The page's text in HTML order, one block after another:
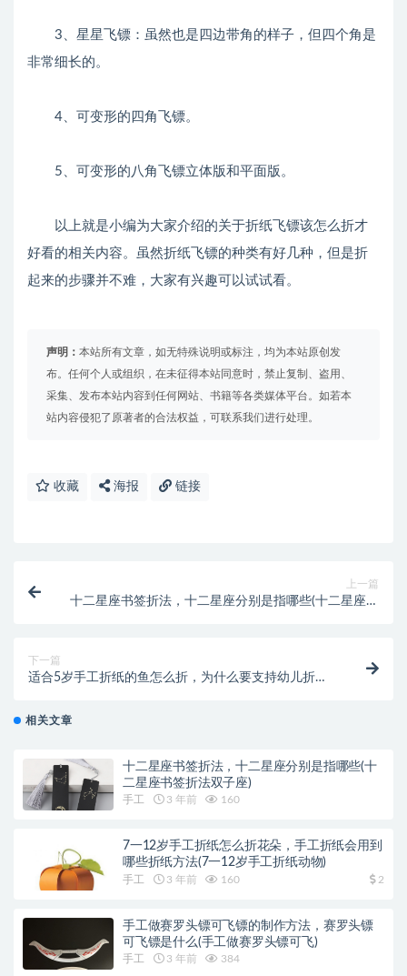
3、星星飞镖：虽然也是四边带角的样子，但四个角是
非常细长的。
4、可变形的四角飞镖。
5、可变形的八角飞镖立体版和平面版。
以上就是小编为大家介绍的关于折纸飞镖该怎么折才
好看的相关内容。虽然折纸飞镖的种类有好几种，但是折
起来的步骤并不难，大家有兴趣可以试试看。
声明： 本站所有文章，如无特殊说明或标注，均为本站原创发
布。任何个人或组织，在未征得本站同意时，禁止复制、盗用、
采集、发布本站内容到任何网站、书籍等各类媒体平台。如若本
站内容侵犯了原著者的合法权益，可联系我们进行处理。
收藏 海报 链接
上一篇
十二星座书签折法，十二星座分别是指哪些(十二星座书
下一篇
适合5岁手工折纸的鱼怎么折，为什么要支持幼儿折纸
相关文章
十二星座书签折法，十二星座分别是指哪些(十
二星座书签折法双子座)
手工 3 年前 160
7一12岁手工折纸怎么折花朵，手工折纸会用到
哪些折纸方法(7一12岁手工折纸动物)
手工 3 年前 160 2
手工做赛罗头镖可飞镖的制作方法，赛罗头镖
可飞镖是什么(手工做赛罗头镖可飞)
手工 3 年前 384